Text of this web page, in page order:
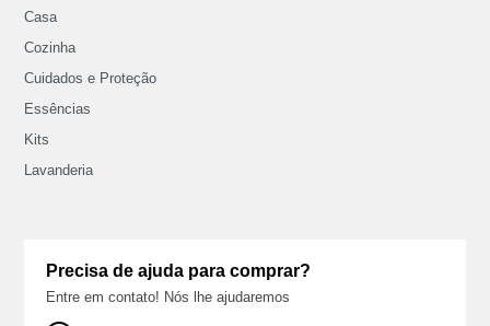
Casa
Cozinha
Cuidados e Proteção
Essências
Kits
Lavanderia
Precisa de ajuda para comprar?
Entre em contato! Nós lhe ajudaremos